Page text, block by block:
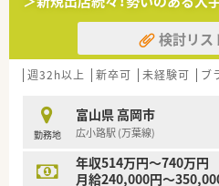
■在宅や教育等の専門性を活
とも可能です。
■その他にも、管理部門や商
域は多種多様です。
■在宅実施店舗は年々増加して
■育児休暇は3歳まで取得が可
時短勤務ができるよう変更予定
■年間休日が120日とワーク
■日用品から常備薬まで、従
たくさんあります！
検討リス
週32h以上 新卒可 未経験可 ブ
勤務地
富山県 高岡市
広小路駅 (万葉線)
年収514万円～740万円
月給240,000円～